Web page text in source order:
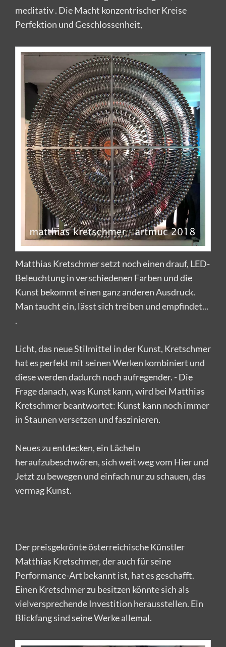
meditativ . Die Macht konzentrischer Kreise
Perfektion und Geschlossenheit,
Matthias Kretschmer setzt noch einen drauf, LED-
Beleuchtung in verschiedenen Farben und die
Kunst bekommt einen ganz anderen Ausdruck.
Man taucht ein, lässt sich treiben und empfindet...
.
Licht, das neue Stilmittel in der Kunst, Kretschmer
hat es perfekt mit seinen Werken kombiniert und
diese werden dadurch noch aufregender. - Die
Frage danach, was Kunst kann, wird bei Matthias
Kretschmer beantwortet: Kunst kann noch immer
in Staunen versetzen und faszinieren.
Neues zu entdecken, ein Lächeln
heraufzubeschwören, sich weit weg vom Hier und
Jetzt zu bewegen und einfach nur zu schauen, das
vermag Kunst.
Der preisgekrönte österreichische Künstler
Matthias Kretschmer, der auch für seine
Performance-Art bekannt ist, hat es geschafft.
Einen Kretschmer zu besitzen könnte sich als
vielversprechende Investition herausstellen. Ein
Blickfang sind seine Werke allemal.